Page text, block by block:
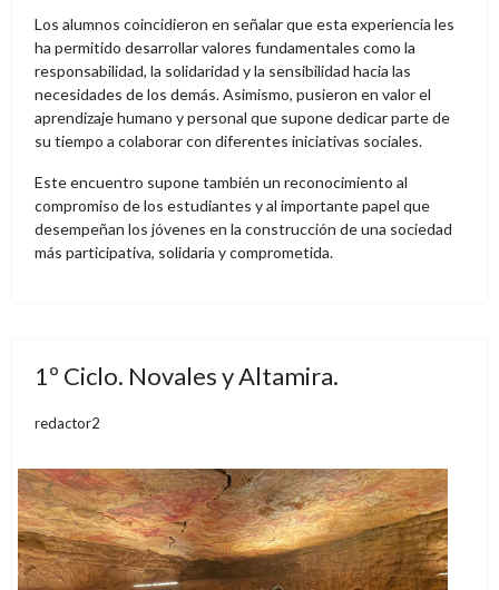
Los alumnos coincidieron en señalar que esta experiencia les
ha permitido desarrollar valores fundamentales como la
responsabilidad, la solidaridad y la sensibilidad hacia las
necesidades de los demás. Asimismo, pusieron en valor el
aprendizaje humano y personal que supone dedicar parte de
su tiempo a colaborar con diferentes iniciativas sociales.
Este encuentro supone también un reconocimiento al
compromiso de los estudiantes y al importante papel que
desempeñan los jóvenes en la construcción de una sociedad
más participativa, solidaria y comprometida.
1º Ciclo. Novales y Altamira.
redactor2